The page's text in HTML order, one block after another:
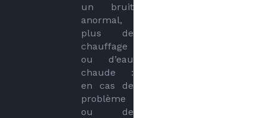
un bruit
anormal,
plus de
chauffage
ou d’eau
chaude :
en cas de
problème
ou de